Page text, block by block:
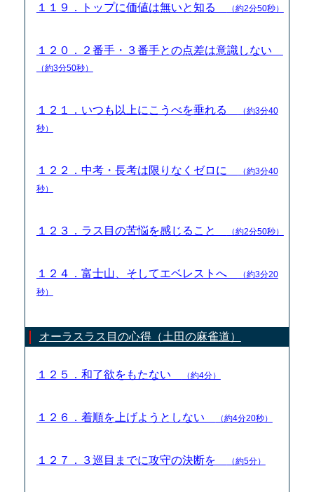
１１９．トップに価値は無いと知る （約2分50秒）
１２０．２番手・３番手との点差は意識しない
（約3分50秒）
１２１．いつも以上にこうべを垂れる
（約3分40
秒）
１２２．中考・長考は限りなくゼロに
（約3分40
秒）
１２３．ラス目の苦悩を感じること （約2分50秒）
１２４．富士山、そしてエベレストへ
（約3分20
秒）
オーラスラス目の心得（土田の麻雀道）
１２５．和了欲をもたない （約4分）
１２６．着順を上げようとしない （約4分20秒）
１２７．３巡目までに攻守の決断を （約5分）